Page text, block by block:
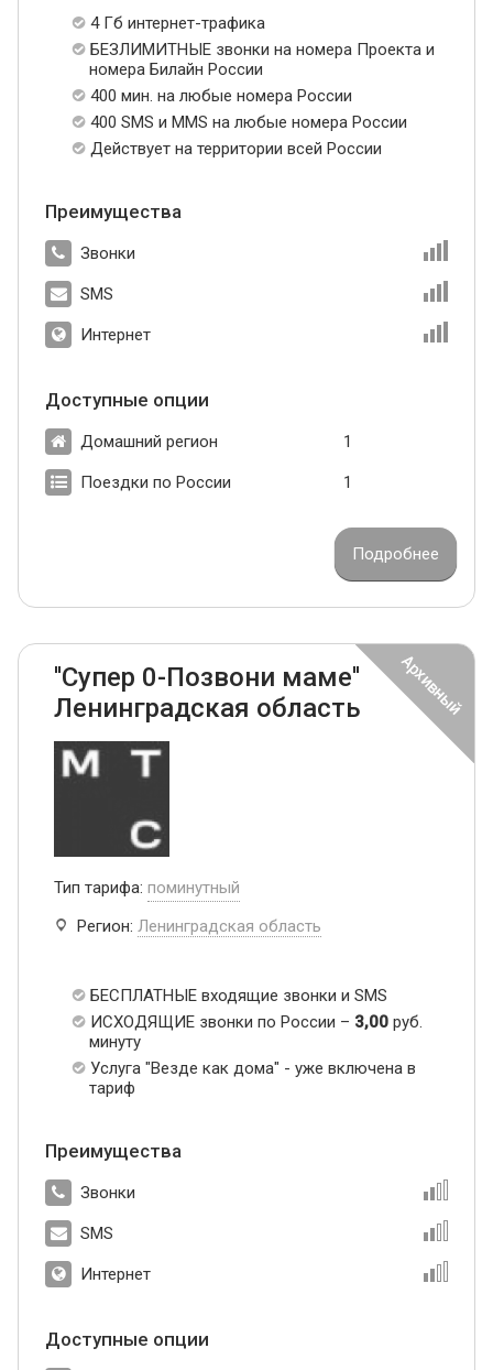
4 Гб интернет-трафика
БЕЗЛИМИТНЫЕ звонки на номера Проекта и
номера Билайн России
400 мин. на любые номера России
400 SMS и MMS на любые номера России
Действует на территории всей России
Преимущества
Звонки
SMS
Интернет
Доступные опции
Домашний регион 1
Поездки по России 1
Подробнее
''Супер 0-Позвони маме''
Ленинградская область
Тип тарифа: поминутный
Регион: Ленинградская область
БЕСПЛАТНЫЕ входящие звонки и SMS
ИСХОДЯЩИЕ звонки по России – 3,00 руб.
минуту
Услуга "Везде как дома" - уже включена в
тариф
Преимущества
Звонки
SMS
Интернет
Доступные опции